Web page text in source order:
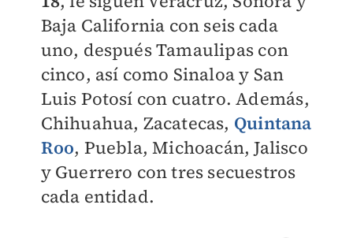
Baja California con seis cada
uno, después Tamaulipas con
cinco, así como Sinaloa y San
Luis Potosí con cuatro. Además,
Chihuahua, Zacatecas, Quintana
Roo, Puebla, Michoacán, Jalisco
y Guerrero con tres secuestros
cada entidad.